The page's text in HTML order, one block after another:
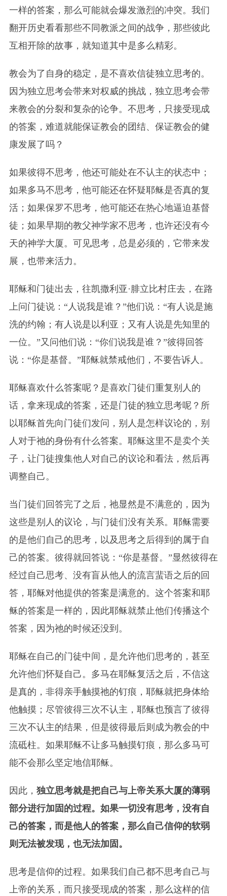
一样的答案，那么可能就会爆发激烈的冲突。我们
翻开历史看看那些不同教派之间的战争，那些彼此
互相开除的故事，就知道其中是多么精彩。
教会为了自身的稳定，是不喜欢信徒独立思考的。
因为独立思考会带来对权威的挑战，独立思考会带
来教会的分裂和复杂的论争。不思考，只接受现成
的答案，难道就能保证教会的团结、保证教会的健
康发展了吗？
如果彼得不思考，他还可能处在不认主的状态中；
如果多马不思考，他可能还在怀疑耶稣是否真的复
活；如果保罗不思考，他可能还在热心地逼迫基督
徒；如果早期的教父神学家不思考，也许还没有今
天的神学大厦。可见思考，总是必须的，它带来发
展，也带来活力。
耶稣和门徒出去，往凯撒利亚·腓立比村庄去，在路
上问门徒说：“人说我是谁？”他们说：“有人说是施
洗的约翰；有人说是以利亚；又有人说是先知里的
一位。”又问他们说：“你们说我是谁？”彼得回答
说：“你是基督。”耶稣就禁戒他们，不要告诉人。
耶稣喜欢什么答案呢？是喜欢门徒们重复别人的
话，拿来现成的答案，还是门徒的独立思考呢？所
以耶稣首先向门徒们发问，别人是怎样议论的，别
人对于祂的身份有什么答案。耶稣这里不是卖个关
子，让门徒搜集他人对自己的议论和看法，然后再
调整自己。
当门徒们回答完了之后，祂显然是不满意的，因为
这些是别人的议论，与门徒们没有关系。耶稣需要
的是他们自己的思考，以及思考之后得到的属于自
己的答案。彼得就回答说：“你是基督。”显然彼得在
经过自己思考、没有盲从他人的流言蜚语之后的回
答，耶稣对他提供的答案是满意的。这个答案和耶
稣的答案是一样的，因此耶稣就禁止他们传播这个
答案，因为祂的时候还没到。
耶稣在自己的门徒中间，是允许他们思考的，甚至
允许他们怀疑自己。多马在耶稣复活之后，不信这
是真的，非得亲手触摸祂的钉痕，耶稣就把身体给
他触摸；尽管彼得三次不认主，耶稣也预言了彼得
三次不认主的结果，但是彼得最后则成为教会的中
流砥柱。如果耶稣不让多马触摸钉痕，那么多马可
能不会那么坚定地信耶稣。
因此， 独立思考就是把自己与上帝关系大厦的薄弱
部分进行加固的过程。如果一切没有思考，没有自
己的答案，而是他人的答案，那么自己信仰的软弱
则无法被发现，也无法加固。
思考是信仰的过程。如果我们自己都不思考自己与
上帝的关系，而只接受现成的答案，那么这样的信